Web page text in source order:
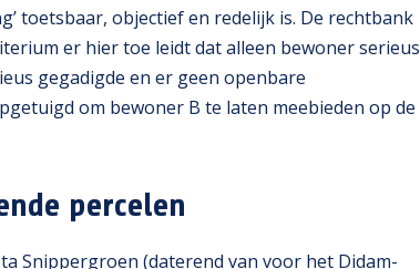
toetsbaar, objectief en redelijk is. De rechtbank
er hier toe leidt dat alleen bewoner serieus
gegadigde en er geen openbare
om bewoner B te laten meebieden op de
percelen
Snippergroen (daterend van voor het Didam-